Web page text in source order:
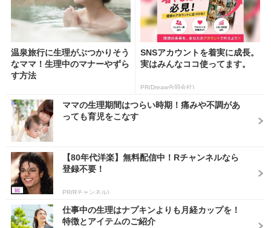
温泉旅行に生理がぶつかりそう
なママ！生理中のマナーやずら
す方法
SNSアカウントを着実に成長。
実はみんなココ使ってます。
PR(Dreaw合同会社)
ママの生理期間はつらい時期！痛みや不調があ
っても育児をこなす
【80年代洋楽】無料配信中！Rチャンネルなら
登録不要！
PR(Rチャンネル)
仕事中の生理はナプキンよりも月経カップを！
特徴とアイテムのご紹介